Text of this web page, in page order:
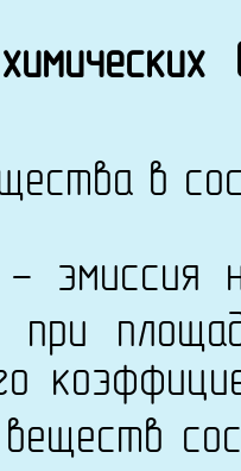
в
- эмиссия
при
веществ